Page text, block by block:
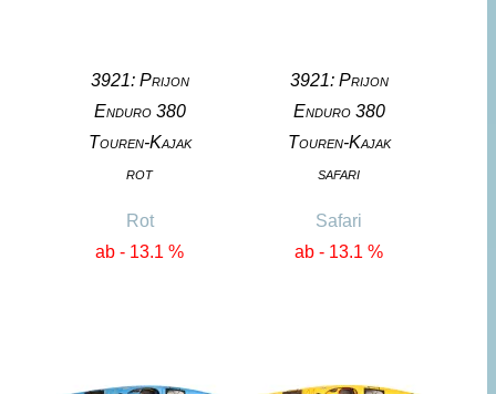
3921: Prijon
Enduro 380
Touren-Kajak
rot
Rot
ab - 13.1 %
3921: Prijon
Enduro 380
Touren-Kajak
safari
Safari
ab - 13.1 %